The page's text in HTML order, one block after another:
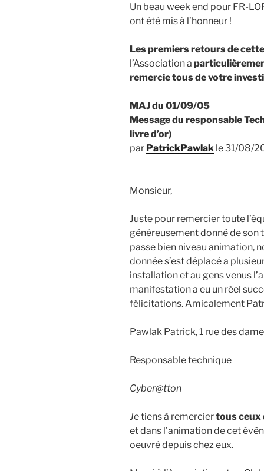
Un beau week end pour FR-
ont été mis à l’honneur !
Les premiers retours de
l’Association a
remercie tous de votre
MAJ du 01/09/05
Message du responsable
livre d’or)
par PatrickPawlak le 31/08/
Monsieur,
Juste pour remercier toute
généreusement donné de
passe bien niveau animation,
donnée s’est déplacé a
installation et au gens venus
manifestation a eu un réel
félicitations. Amicalement
Pawlak Patrick, 1 rue des
Responsable technique
Cyber@tton
Je tiens à remerciertous ceux
et dans l’animation de cet
oeuvré depuis chez eux.